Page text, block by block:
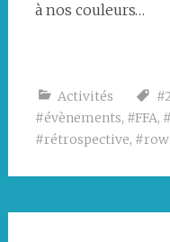
à nos couleurs…
nos
vêtements
Crewline
dans
Voix
du
suite
la
coeurde
un
Activités
#évènements, #FFA,
#rétrospective,